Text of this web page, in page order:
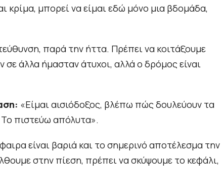
κρίμα, μπορεί να είμαι εδώ μόνο μια βδομάδα,
παρά την ήττα. Πρέπει να κοιτάξουμε
άλλα ήμασταν άτυχοι, αλλά ο δρόμος είναι
«Είμαι αισιόδοξος, βλέπω πώς δουλεύουν τα
πιστεύω απόλυτα».
είναι βαριά και το σημερινό αποτέλεσμα την
στην πίεση, πρέπει να σκύψουμε το κεφάλι,